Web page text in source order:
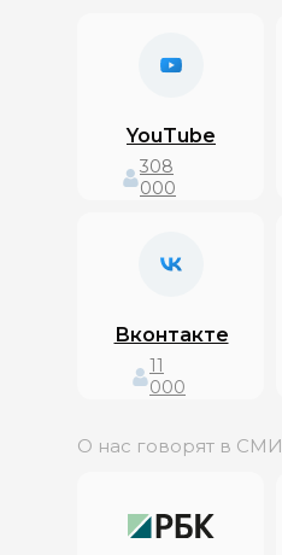
YouTube
308
000
Вконтакте
11
000
О нас говорят в СМИ